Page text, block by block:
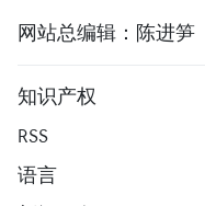
网站总编辑：陈进笋
知识产权
RSS
语言